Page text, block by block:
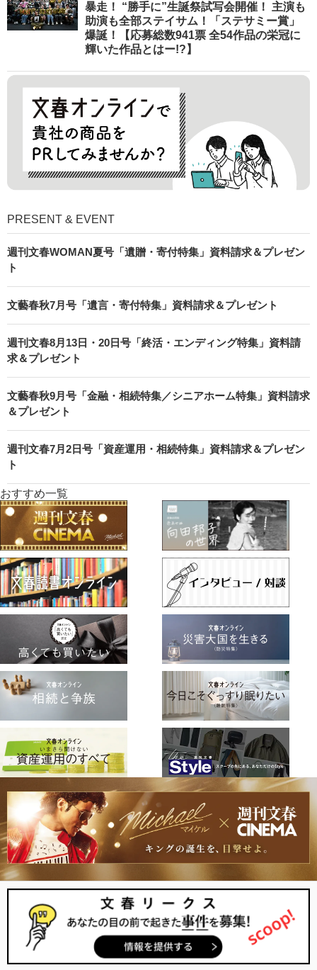
暴走！ “勝手に”生誕祭試写会開催！ 主演も
助演も全部ステイサム！「ステサミー賞」
爆誕！【応募総数941票 全54作品の栄冠に
輝いた作品とはー!?】
PRESENT & EVENT
週刊文春WOMAN夏号「遺贈・寄付特集」資料請求＆プレゼン
ト
文藝春秋7月号「遺言・寄付特集」資料請求＆プレゼント
週刊文春8月13日・20日号「終活・エンディング特集」資料請
求＆プレゼント
文藝春秋9月号「金融・相続特集／シニアホーム特集」資料請求
＆プレゼント
週刊文春7月2日号「資産運用・相続特集」資料請求＆プレゼン
ト
おすすめ一覧